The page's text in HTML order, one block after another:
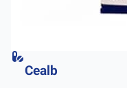
Cealb